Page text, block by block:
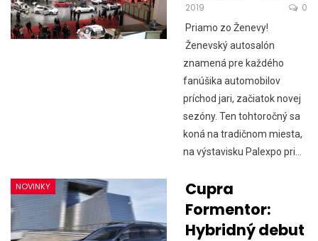
2019
0
Priamo zo Ženevy!
Ženevský autosalón
znamená pre každého
fanúšika automobilov
príchod jari, začiatok novej
sezóny. Ten tohtoročný sa
koná na tradičnom miesta,
na výstavisku Palexpo pri…
NOVINKY
Cupra
Formentor:
Hybridný debut